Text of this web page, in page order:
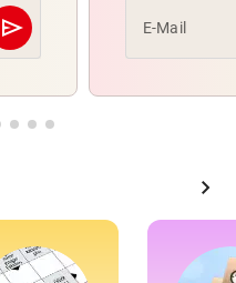
send
Abschicken E-Mail
chevron_right